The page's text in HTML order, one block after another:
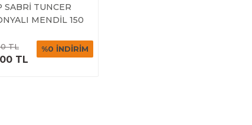
SABRİ TUNCER
MENDİL 150
TL
TL
%0 İNDİRİM
ÜRÜNÜ
İNCELE